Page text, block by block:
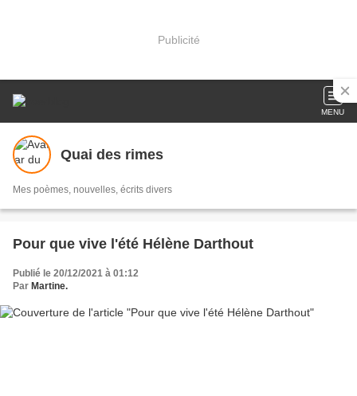
Publicité
MENU
Quai des rimes
Mes poèmes, nouvelles, écrits divers
Pour que vive l'été Hélène Darthout
Publié le 20/12/2021 à 01:12
Par Martine.